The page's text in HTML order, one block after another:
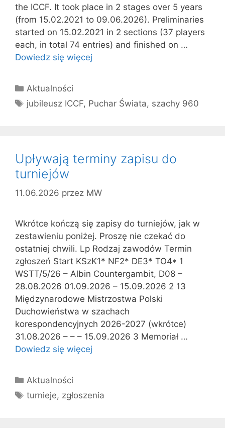
the ICCF. It took place in 2 stages over 5 years
(from 15.02.2021 to 09.06.2026). Preliminaries
started on 15.02.2021 in 2 sections (37 players
each, in total 74 entries) and finished on …
Dowiedz się więcej
Kategorie
Aktualności
Tagi
jubileusz ICCF, Puchar Świata, szachy 960
Upływają terminy zapisu do
turniejów
11.06.2026 przez MW
Wkrótce kończą się zapisy do turniejów, jak w
zestawieniu poniżej. Proszę nie czekać do
ostatniej chwili. Lp Rodzaj zawodów Termin
zgłoszeń Start KSzK1* NF2* DE3* TO4* 1
WSTT/5/26 – Albin Countergambit, D08 –
28.08.2026 01.09.2026 – 15.09.2026 2 13
Międzynarodowe Mistrzostwa Polski
Duchowieństwa w szachach
korespondencyjnych 2026-2027 (wkrótce)
31.08.2026 – – – 15.09.2026 3 Memoriał …
Dowiedz się więcej
Kategorie
Aktualności
Tagi
turnieje, zgłoszenia